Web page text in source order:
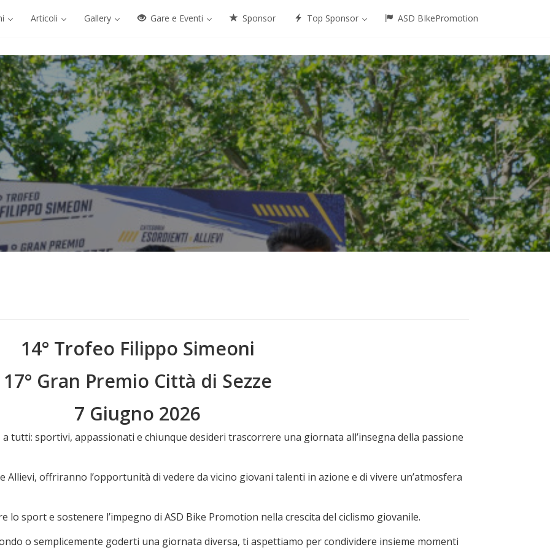
Articoli Gallery Gare e Eventi Sponsor Top Sponsor ASD BIkePromotion
14° Trofeo Filippo Simeoni
17° Gran Premio Città di Sezze
7 Giugno 2026
tutti: sportivi, appassionati e chiunque desideri trascorrere una giornata all’insegna della passione
Allievi, offriranno l’opportunità di vedere da vicino giovani talenti in azione e di vivere un’atmosfera
lo sport e sostenere l’impegno di ASD Bike Promotion nella crescita del ciclismo giovanile.
o semplicemente goderti una giornata diversa, ti aspettiamo per condividere insieme momenti